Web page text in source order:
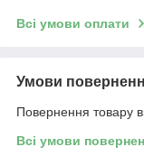
Всі умови оплати
Умови
Повернення товару
Всі умови